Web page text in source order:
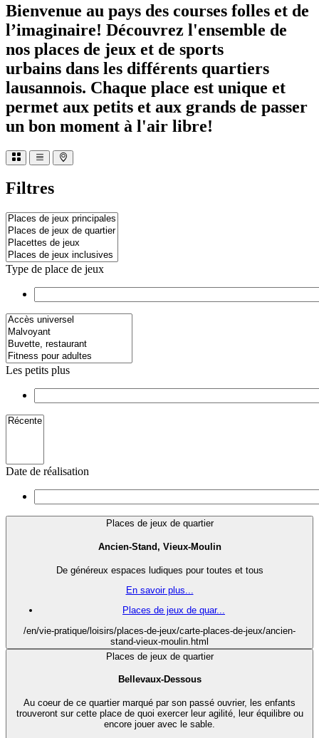
Bienvenue au pays des courses folles et de
l’imaginaire! Découvrez l'ensemble de
nos places de jeux et de sports
urbains dans les différents quartiers
lausannois. Chaque place est unique et
permet aux petits et aux grands de passer
un bon moment à l'air libre!
Filtres
Type de place de jeux
Les petits plus
Date de réalisation
Places de jeux de quartier
Ancien-Stand, Vieux-Moulin
De généreux espaces ludiques pour toutes et tous
En savoir plus...
Places de jeux de quar...
/en/vie-pratique/loisirs/places-de-jeux/carte-places-de-jeux/ancien-
stand-vieux-moulin.html
Places de jeux de quartier
Bellevaux-Dessous
Au coeur de ce quartier marqué par son passé ouvrier, les enfants
trouveront sur cette place de quoi exercer leur agilité, leur équilibre ou
encore jouer avec le sable.